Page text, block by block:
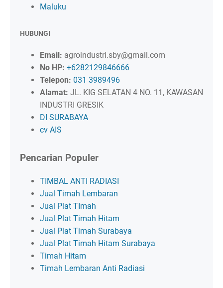
Maluku
HUBUNGI
Email: agroindustri.sby@gmail.com
No HP: +6282129846666
Telepon: 031 3989496
Alamat: JL. KIG SELATAN 4 NO. 11, KAWASAN
INDUSTRI GRESIK
DI SURABAYA
cv AIS
Pencarian Populer
TIMBAL ANTI RADIASI
Jual Timah Lembaran
Jual Plat TImah
Jual Plat Timah Hitam
Jual Plat Timah Surabaya
Jual Plat Timah Hitam Surabaya
Timah Hitam
Timah Lembaran Anti Radiasi